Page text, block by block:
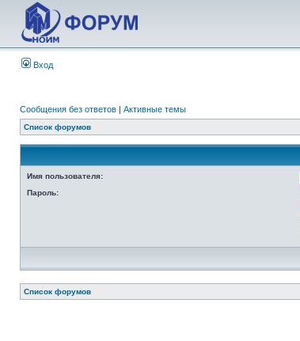
Вход
Сообщения без ответов | Активные темы
Список форумов
Имя пользователя:
Пароль:
Список форумов